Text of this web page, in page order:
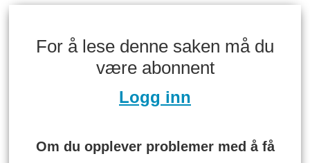
For å lese denne saken må du
være abonnent
Logg inn
Om du opplever problemer med å få